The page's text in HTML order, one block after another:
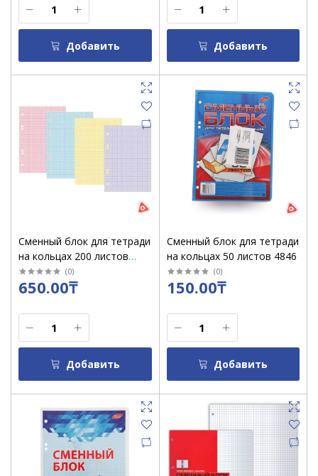
Добавить Добавить
Сменный блок для тетради
на кольцах 200 листов
клетка 4-х цветный /8641
(0)
650.00₸
Добавить
Сменный блок для тетради
на кольцах 50 листов 4846
(0)
150.00₸
Добавить